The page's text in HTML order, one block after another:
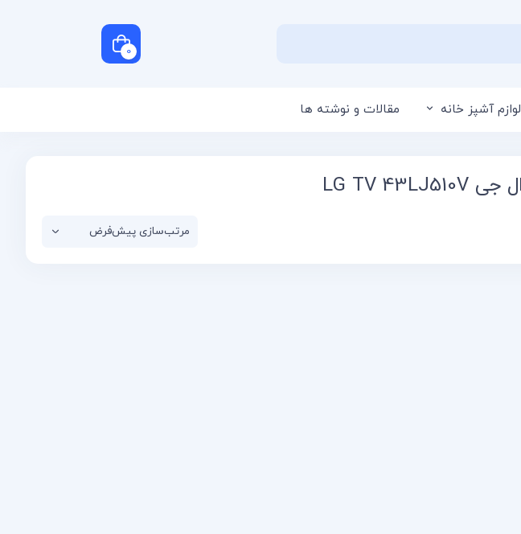
0
لوازم آشپز خانه مقالات و نوشته ها